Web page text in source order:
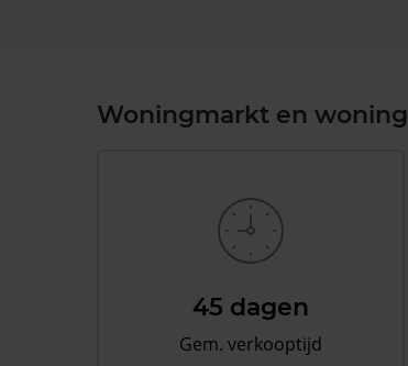
Woningmarkt en
45 dagen
Gem. verkooptijd